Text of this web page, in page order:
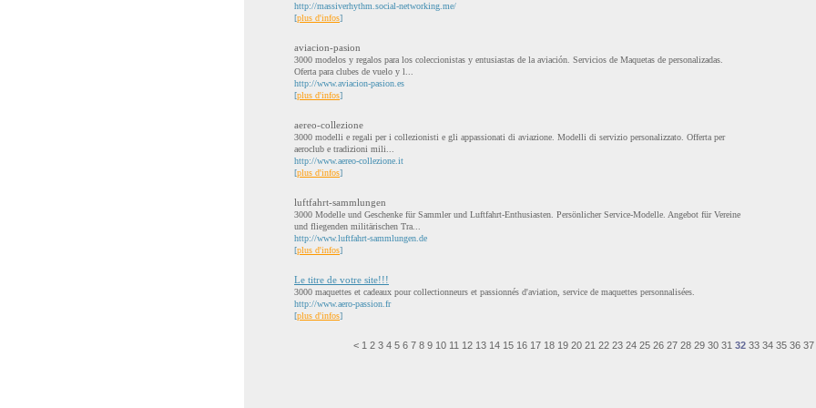
http://massiverhythm.social-networking.me/
[plus d'infos]
aviacion-pasion
3000 modelos y regalos para los coleccionistas y entusiastas de la aviación. Servicios de Maquetas de personalizadas.
Oferta para clubes de vuelo y l...
http://www.aviacion-pasion.es
[plus d'infos]
aereo-collezione
3000 modelli e regali per i collezionisti e gli appassionati di aviazione. Modelli di servizio personalizzato. Offerta per
aeroclub e tradizioni mili...
http://www.aereo-collezione.it
[plus d'infos]
luftfahrt-sammlungen
3000 Modelle und Geschenke für Sammler und Luftfahrt-Enthusiasten. Persönlicher Service-Modelle. Angebot für Vereine
und fliegenden militärischen Tra...
http://www.luftfahrt-sammlungen.de
[plus d'infos]
Le titre de votre site!!!
3000 maquettes et cadeaux pour collectionneurs et passionnés d'aviation, service de maquettes personnalisées.
http://www.aero-passion.fr
[plus d'infos]
< 1 2 3 4 5 6 7 8 9 10 11 12 13 14 15 16 17 18 19 20 21 22 23 24 25 26 27 28 29 30 31 32 33 34 35 36 37